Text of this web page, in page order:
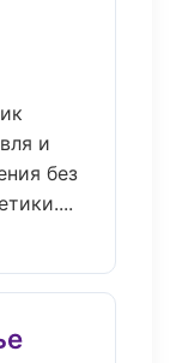
и
без